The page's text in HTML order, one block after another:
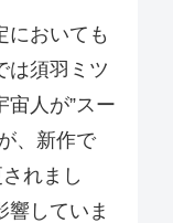
においても
は須羽ミツ
宙人が”スー
、新作で
れまし
響していま